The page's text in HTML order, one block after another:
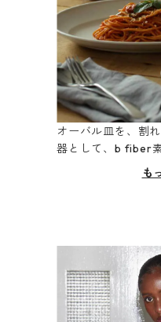
オーバル皿を、割
器として、b fiber
も